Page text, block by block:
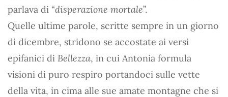
parlava di “disperazione mortale”.
Quelle ultime parole, scritte sempre in un giorno
di dicembre, stridono se accostate ai versi
epifanici di Bellezza, in cui Antonia formula
visioni di puro respiro portandoci sulle vette
della vita, in cima alle sue amate montagne che si